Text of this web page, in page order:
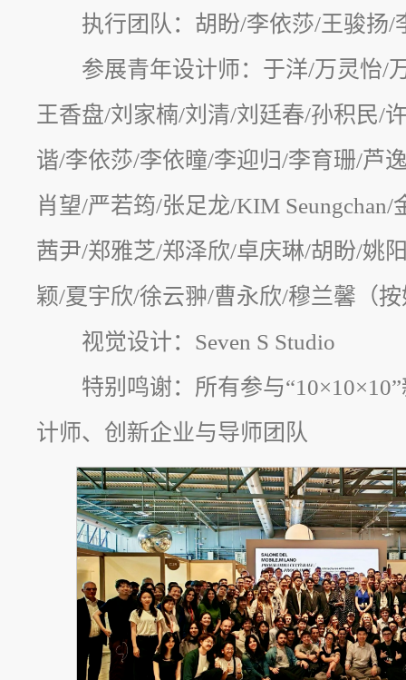
执行团队：胡盼/李依莎/王骏扬/
参展青年设计师：于洋/万灵怡/
王香盘/刘家楠/刘清/刘廷春/孙积民/
谐/李依莎/李依曈/李迎归/李育珊/芦
肖望/严若筠/张足龙/KIM
茜尹/郑雅芝/郑泽欣/卓庆琳/胡盼/姚
颖/夏宇欣/徐云翀/曹永欣/穆兰馨（
视觉设计：Seven S Studio
特别鸣谢：所有参与
计师、创新企业与导师团队